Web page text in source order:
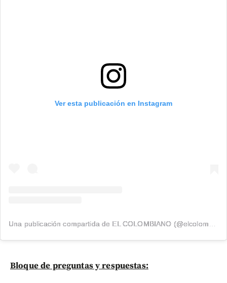
Ver esta publicación en Instagram
Bloque de preguntas y respuestas: